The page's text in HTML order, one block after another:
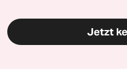
Jetzt